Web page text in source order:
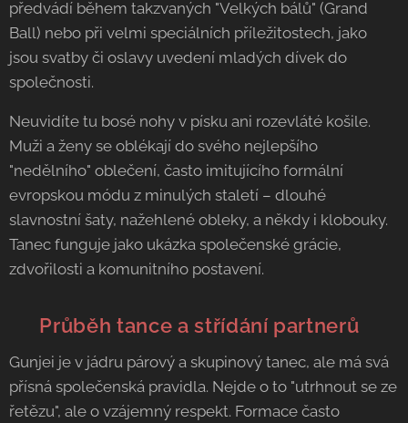
předvádí během takzvaných "Velkých bálů" (Grand
Ball) nebo při velmi speciálních příležitostech, jako
jsou svatby či oslavy uvedení mladých dívek do
společnosti.
Neuvidíte tu bosé nohy v písku ani rozevláté košile.
Muži a ženy se oblékají do svého nejlepšího
"nedělního" oblečení, často imitujícího formální
evropskou módu z minulých staletí – dlouhé
slavnostní šaty, nažehlené obleky, a někdy i klobouky.
Tanec funguje jako ukázka společenské grácie,
zdvořilosti a komunitního postavení.
🔄 Průběh tance a střídání partnerů
Gunjei je v jádru párový a skupinový tanec, ale má svá
přísná společenská pravidla. Nejde o to "utrhnout se ze
řetězu", ale o vzájemný respekt. Formace často